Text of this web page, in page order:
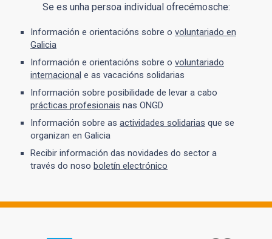
Se es unha persoa individual ofrecémosche:
Información e orientacións sobre o voluntariado en
Galicia
Información e orientacións sobre o voluntariado
internacional e as vacacións solidarias
Información sobre posibilidade de levar a cabo
prácticas profesionais nas ONGD
Información sobre as actividades solidarias que se
organizan en Galicia
Recibir información das novidades do sector a
través do noso boletín electrónico